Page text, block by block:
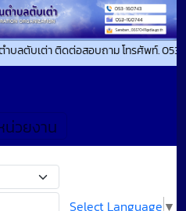
บเต่า ติดต่อสอบถาม โทรศัพท์. 053-
น่วยงาน
Select Language ▼